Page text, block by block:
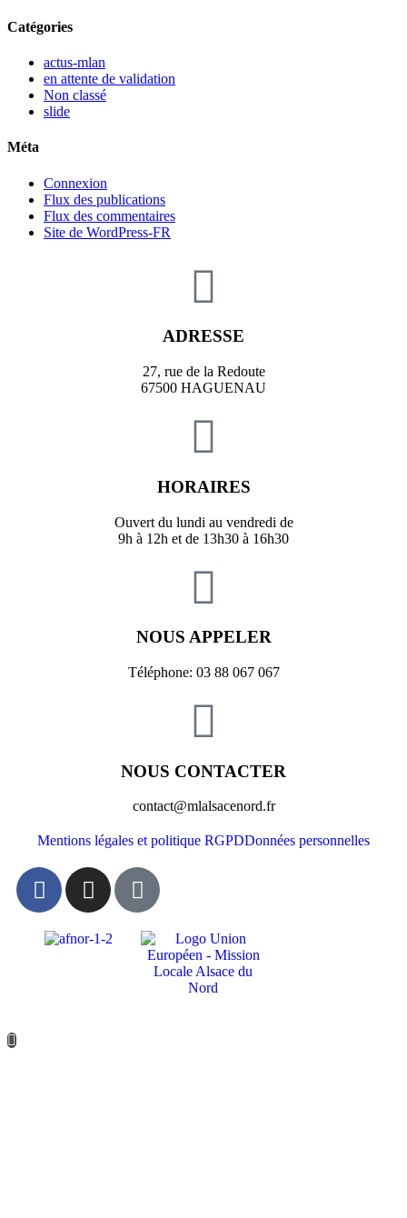
Catégories
actus-mlan
en attente de validation
Non classé
slide
Méta
Connexion
Flux des publications
Flux des commentaires
Site de WordPress-FR
ADRESSE
27, rue de la Redoute
67500 HAGUENAU
HORAIRES
Ouvert du lundi au vendredi de
9h à 12h et de 13h30 à 16h30
NOUS APPELER
Téléphone: 03 88 067 067
NOUS CONTACTER
contact@mlalsacenord.fr
Mentions légales et politique RGPDDonnées personnelles